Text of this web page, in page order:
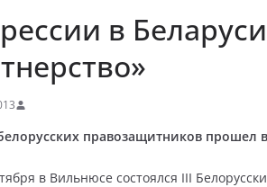
в
правозащитников прошел
в Вильнюсе состоялся III